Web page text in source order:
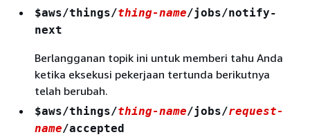
$aws/things/thing-name/jobs/notify-
next
Berlangganan topik ini untuk memberi tahu Anda
ketika eksekusi pekerjaan tertunda berikutnya
telah berubah.
$aws/things/thing-name/jobs/request-
name/accepted